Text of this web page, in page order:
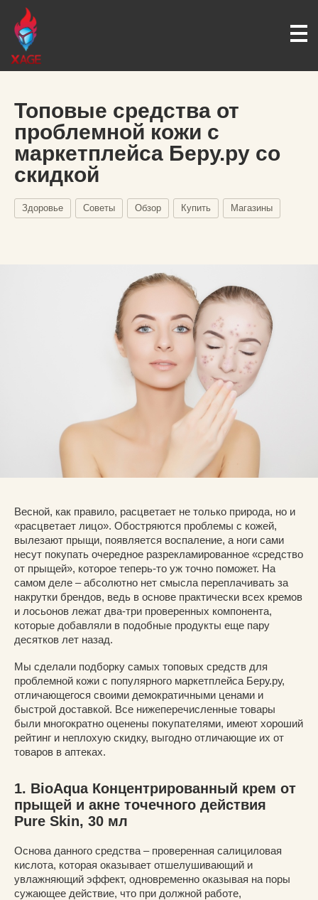
Топовые средства от
проблемной кожи с
маркетплейса Беру.ру со
скидкой
Здоровье Советы Обзор Купить Магазины
Весной, как правило, расцветает не только природа, но и
«расцветает лицо». Обостряются проблемы с кожей,
вылезают прыщи, появляется воспаление, а ноги сами
несут покупать очередное разрекламированное «средство
от прыщей», которое теперь-то уж точно поможет. На
самом деле – абсолютно нет смысла переплачивать за
накрутки брендов, ведь в основе практически всех кремов
и лосьонов лежат два-три проверенных компонента,
которые добавляли в подобные продукты еще пару
десятков лет назад.
Мы сделали подборку самых топовых средств для
проблемной кожи с популярного маркетплейса Беру.ру,
отличающегося своими демократичными ценами и
быстрой доставкой. Все нижеперечисленные товары
были многократно оценены покупателями, имеют хороший
рейтинг и неплохую скидку, выгодно отличающие их от
товаров в аптеках.
1. BioAqua Концентрированный крем от
прыщей и акне точечного действия
Pure Skin, 30 мл
Основа данного средства – проверенная салициловая
кислота, которая оказывает отшелушивающий и
увлажняющий эффект, одновременно оказывая на поры
сужающее действие, что при должной работе,